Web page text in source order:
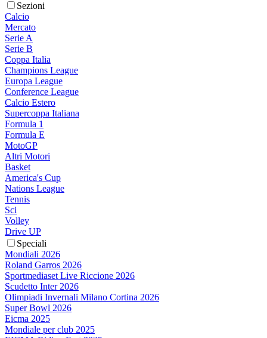
Sezioni
Calcio
Mercato
Serie A
Serie B
Coppa Italia
Champions League
Europa League
Conference League
Calcio Estero
Supercoppa Italiana
Formula 1
Formula E
MotoGP
Altri Motori
Basket
America's Cup
Nations League
Tennis
Sci
Volley
Drive UP
Speciali
Mondiali 2026
Roland Garros 2026
Sportmediaset Live Riccione 2026
Scudetto Inter 2026
Olimpiadi Invernali Milano Cortina 2026
Super Bowl 2026
Eicma 2025
Mondiale per club 2025